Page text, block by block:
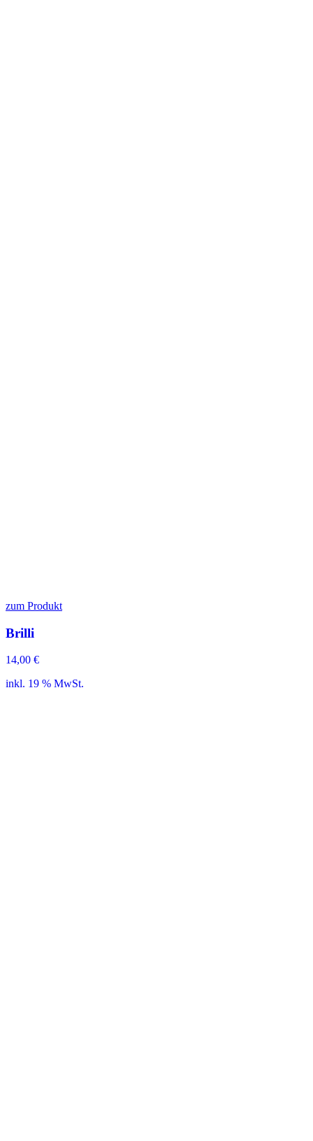
zum Produkt
Brilli
14,00 €
inkl. 19 % MwSt.